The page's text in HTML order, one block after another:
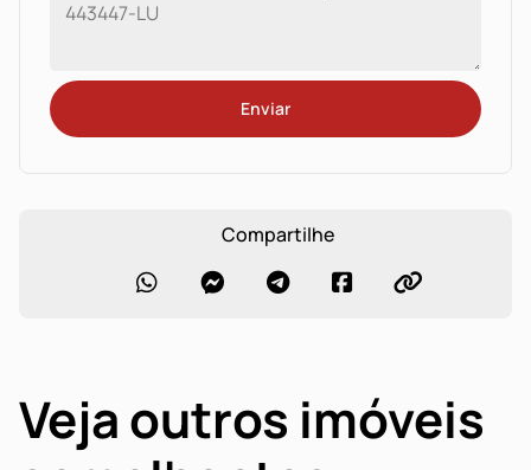
Enviar
Compartilhe
Veja outros imóveis